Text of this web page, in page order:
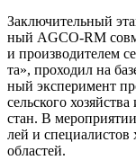
Заклю­чи­тель­ный
ный AGCO-RM
и про­из­во­ди­те­лем
та», про­хо­дил на
ный экс­пе­ри­мент
сель­ско­го
стан. В
лей и
областей.